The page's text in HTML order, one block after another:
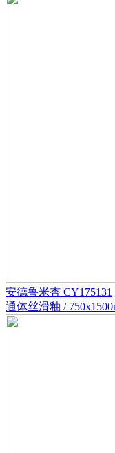
安德鲁米杏 CY175131
通体丝滑釉 /